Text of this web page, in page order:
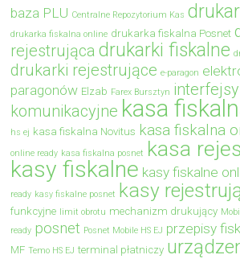
baza PLU Centralne Repozytorium Kas
drukarka fiskalna online drukarka fiskalna Posnet
rejestrująca drukarki fiskalne
drukarki rejestrujące e-paragon
paragonów Elzab Farex Bursztyn interfejsy
komunikacyjne kasa
hs ej kasa fiskalna Novitus kasa fiskalna
online ready kasa fiskalna posnet kasa
kasy fiskalne kasy fiskalne
ready kasy fiskalne posnet kasy
funkcyjne
limit obrotu mechanizm drukujący
ready posnet Posnet Mobile HS EJ przepisy
MF Temo HS EJ terminal płatniczy